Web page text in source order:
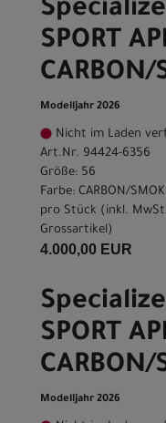
SPORT
CARBON/
Modelljahr 2026
Nicht im Laden
Art.Nr. 94424-6356
Größe: 56
Farbe: CARBON/
pro Stück (inkl.
Grossartikel)
4.000,00 EUR
SPORT
CARBON/
Modelljahr 2026